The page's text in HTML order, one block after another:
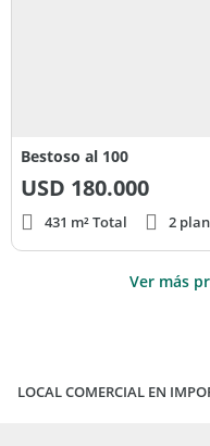
Bestoso al 100
USD 180.000
431 m² Total 2
Ver más
LOCAL COMERCIAL EN